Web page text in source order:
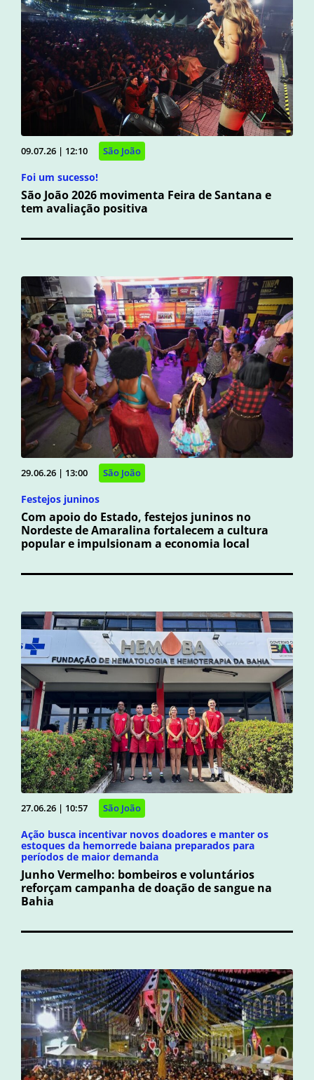
09.07.26 | 12:10 São João
Foi um sucesso!
São João 2026 movimenta Feira de Santana e
tem avaliação positiva
29.06.26 | 13:00 São João
Festejos juninos
Com apoio do Estado, festejos juninos no
Nordeste de Amaralina fortalecem a cultura
popular e impulsionam a economia local
27.06.26 | 10:57 São João
Ação busca incentivar novos doadores e manter os
estoques da hemorrede baiana preparados para
períodos de maior demanda
Junho Vermelho: bombeiros e voluntários
reforçam campanha de doação de sangue na
Bahia